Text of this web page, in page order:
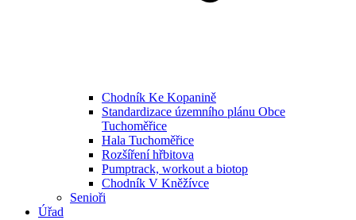
Chodník Ke Kopanině
Standardizace územního plánu Obce
Tuchoměřice
Hala Tuchoměřice
Rozšíření hřbitova
Pumptrack, workout a biotop
Chodník V Kněžívce
Senioři
Úřad